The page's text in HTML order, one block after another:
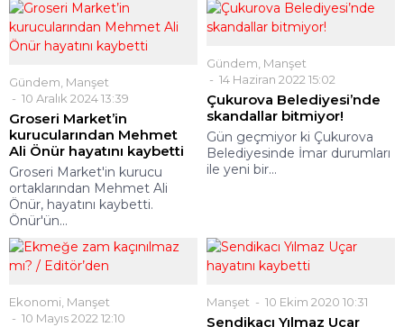
Gündem, Manşet
10 Aralık 2024 13:39
Groseri Market’in
kurucularından Mehmet
Ali Önür hayatını kaybetti
Groseri Market'in kurucu
ortaklarından Mehmet Ali
Önür, hayatını kaybetti.
Önür'ün...
Gündem, Manşet
14 Haziran 2022 15:02
Çukurova Belediyesi’nde
skandallar bitmiyor!
Gün geçmiyor ki Çukurova
Belediyesinde İmar durumları
ile yeni bir...
Ekonomi, Manşet
10 Mayıs 2022 12:10
Manşet 10 Ekim 2020 10:31
Sendikacı Yılmaz Uçar